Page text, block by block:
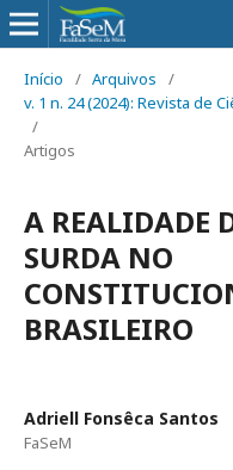
Início / Arquivos
/
v. 1 n. 24 (2024): Revista de
/
Artigos
A REALIDADE
SURDA NO
BRASILEIRO
Adriell Fonsêca Santos
FaSeM